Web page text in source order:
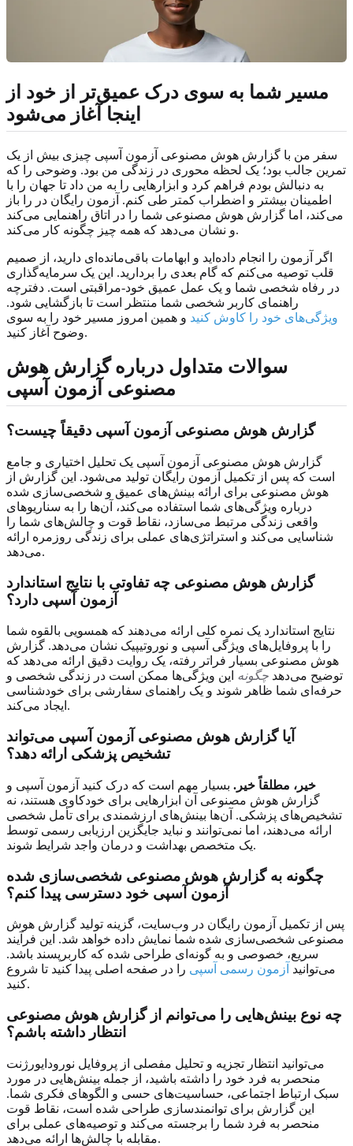
مسیر شما به سوی درک عمیق‌تر از خود از
اینجا آغاز می‌شود
سفر من با گزارش هوش مصنوعی آزمون آسپی چیزی بیش از یک
تمرین جالب بود؛ یک لحظه محوری در زندگی من بود. وضوحی را که
به دنبالش بودم فراهم کرد و ابزارهایی را به من داد تا جهان را با
اطمینان بیشتر و اضطراب کمتر طی کنم. آزمون رایگان در را باز
می‌کند، اما گزارش هوش مصنوعی شما را در اتاق راهنمایی می‌کند
و نشان می‌دهد که همه چیز چگونه کار می‌کند.
اگر آزمون را انجام داده‌اید و ابهامات باقی‌مانده‌ای دارید، از صمیم
قلب توصیه می‌کنم که گام بعدی را بردارید. این یک سرمایه‌گذاری
در رفاه شخصی شما و یک عمل عمیق خود-مراقبتی است. دفترچه
راهنمای کاربر شخصی شما منتظر است تا بازگشایی شود.
ویژگی‌های خود را کاوش کنید و همین امروز مسیر خود را به سوی
وضوح آغاز کنید.
سوالات متداول درباره گزارش هوش
مصنوعی آزمون آسپی
گزارش هوش مصنوعی آزمون آسپی دقیقاً چیست؟
گزارش هوش مصنوعی آزمون آسپی یک تحلیل اختیاری و جامع
است که پس از تکمیل آزمون رایگان تولید می‌شود. این گزارش از
هوش مصنوعی برای ارائه بینش‌های عمیق و شخصی‌سازی شده
درباره ویژگی‌های شما استفاده می‌کند، آن‌ها را به سناریوهای
واقعی زندگی مرتبط می‌سازد، نقاط قوت و چالش‌های شما را
شناسایی می‌کند و استراتژی‌های عملی برای زندگی روزمره ارائه
می‌دهد.
گزارش هوش مصنوعی چه تفاوتی با نتایج استاندارد
آزمون آسپی دارد؟
نتایج استاندارد یک نمره کلی ارائه می‌دهند که همسویی بالقوه شما
را با پروفایل‌های ویژگی آسپی و نوروتیپیک نشان می‌دهد. گزارش
هوش مصنوعی بسیار فراتر رفته، یک روایت دقیق ارائه می‌دهد که
توضیح می‌دهد چگونه این ویژگی‌ها ممکن است در زندگی شخصی و
حرفه‌ای شما ظاهر شوند و یک راهنمای سفارشی برای خودشناسی
ایجاد می‌کند.
آیا گزارش هوش مصنوعی آزمون آسپی می‌تواند
تشخیص پزشکی ارائه دهد؟
خیر، مطلقاً خیر. بسیار مهم است که درک کنید آزمون آسپی و
گزارش هوش مصنوعی آن ابزارهایی برای خودکاوی هستند، نه
تشخیص‌های پزشکی. آن‌ها بینش‌های ارزشمندی برای تأمل شخصی
ارائه می‌دهند، اما نمی‌توانند و نباید جایگزین ارزیابی رسمی توسط
یک متخصص بهداشت و درمان واجد شرایط شوند.
چگونه به گزارش هوش مصنوعی شخصی‌سازی شده
آزمون آسپی خود دسترسی پیدا کنم؟
پس از تکمیل آزمون رایگان در وب‌سایت، گزینه تولید گزارش هوش
مصنوعی شخصی‌سازی شده شما نمایش داده خواهد شد. این فرآیند
سریع، خصوصی و به گونه‌ای طراحی شده که کاربرپسند باشد.
می‌توانید آزمون رسمی آسپی را در صفحه اصلی پیدا کنید تا شروع
کنید.
چه نوع بینش‌هایی را می‌توانم از گزارش هوش مصنوعی
انتظار داشته باشم؟
می‌توانید انتظار تجزیه و تحلیل مفصلی از پروفایل نورودایورژنت
منحصر به فرد خود را داشته باشید، از جمله بینش‌هایی در مورد
سبک ارتباط اجتماعی، حساسیت‌های حسی و الگوهای فکری شما.
این گزارش برای توانمندسازی طراحی شده است، نقاط قوت
منحصر به فرد شما را برجسته می‌کند و توصیه‌های عملی برای
مقابله با چالش‌ها ارائه می‌دهد.